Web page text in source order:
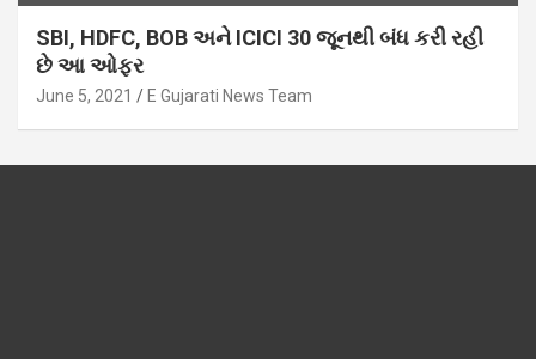
SBI, HDFC, BOB અને ICICI 30 જૂનથી બંધ કરી રહી
છે આ ઓફર
June 5, 2021 E Gujarati News Team